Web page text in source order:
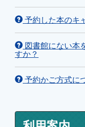
予約した本のキ
図書館にない本
すか？
予約かご方式に